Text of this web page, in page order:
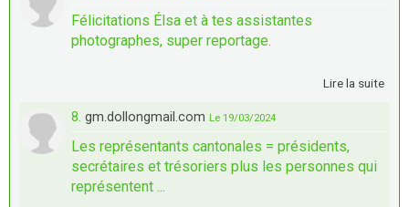
Félicitations Élsa et à tes assistantes
photographes, super reportage.
Lire la suite
8. gm.dollongmail.com Le 19/03/2024
Les représentants cantonales = présidents,
secrétaires et trésoriers plus les personnes qui
représentent ...